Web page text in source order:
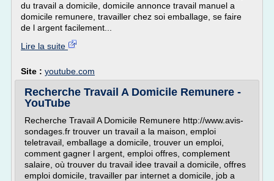
du travail a domicile, domicile annonce travail manuel a
domicile remunere, travailler chez soi emballage, se faire
de l argent facilement...
Lire la suite
Site : youtube.com
Recherche Travail A Domicile Remunere -
YouTube
Recherche Travail A Domicile Remunere http://www.avis-
sondages.fr trouver un travail a la maison, emploi
teletravail, emballage a domicile, trouver un emploi,
comment gagner l argent, emploi offres, complement
salaire, où trouver du travail idee travail a domicile, offres
emploi domicile, travailler par internet a domicile, job a